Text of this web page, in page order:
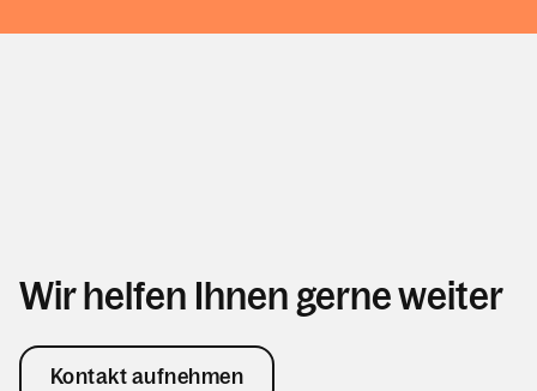
Wir helfen Ihnen gerne weiter
Kontakt aufnehmen